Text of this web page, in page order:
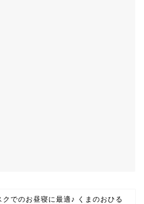
クでのお昼寝に最適♪ くまのおひる